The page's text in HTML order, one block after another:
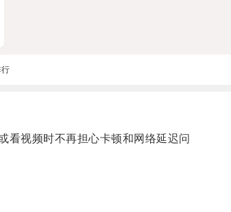
视频时不再担心卡顿和网络延迟问